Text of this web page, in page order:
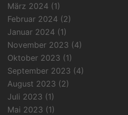
März 2024 (1)
Februar 2024 (2)
Januar 2024 (1)
November 2023 (4)
Oktober 2023 (1)
September 2023 (4)
August 2023 (2)
Juli 2023 (1)
Mai 2023 (1)